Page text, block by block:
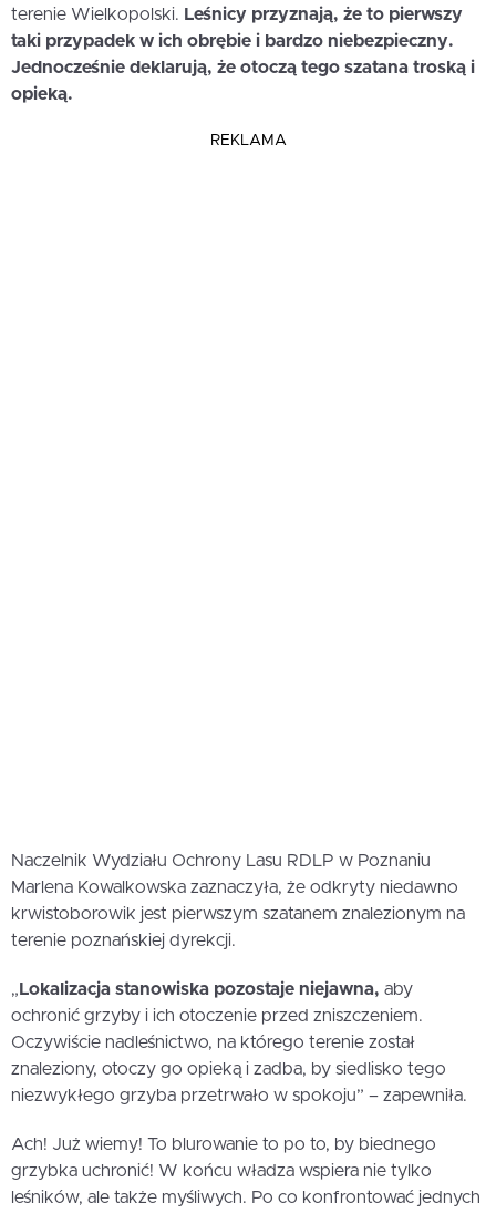
terenie Wielkopolski. Leśnicy przyznają, że to pierwszy
taki przypadek w ich obrębie i bardzo niebezpieczny.
Jednocześnie deklarują, że otoczą tego szatana troską i
opieką.
REKLAMA
Naczelnik Wydziału Ochrony Lasu RDLP w Poznaniu
Marlena Kowalkowska zaznaczyła, że odkryty niedawno
krwistoborowik jest pierwszym szatanem znalezionym na
terenie poznańskiej dyrekcji.
„ Lokalizacja stanowiska pozostaje niejawna, aby
ochronić grzyby i ich otoczenie przed zniszczeniem.
Oczywiście nadleśnictwo, na którego terenie został
znaleziony, otoczy go opieką i zadba, by siedlisko tego
niezwykłego grzyba przetrwało w spokoju” – zapewniła.
Ach! Już wiemy! To blurowanie to po to, by biednego
grzybka uchronić! W końcu władza wspiera nie tylko
leśników, ale także myśliwych. Po co konfrontować jednych